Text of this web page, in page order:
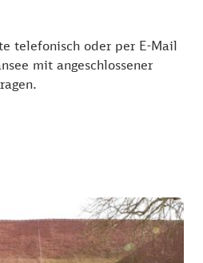
telefonisch oder per E-Mail
mit angeschlossener
info.de